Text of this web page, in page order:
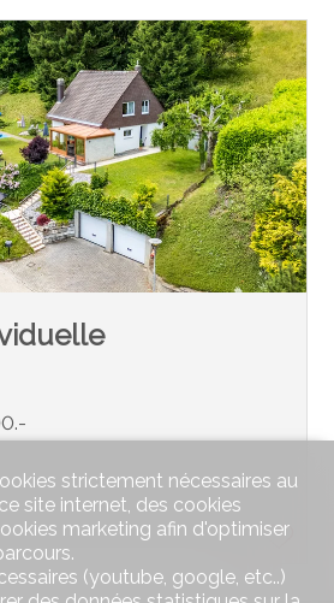
strictement nécessaires au
site internet, des cookies
marketing afin d'optimiser
(youtube, google, etc..)